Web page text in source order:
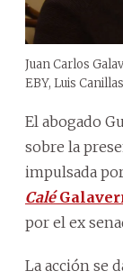
Juan Carlos
EBY, Luis
El abogado
sobre la
impulsada
Calé
por el ex
La acción se